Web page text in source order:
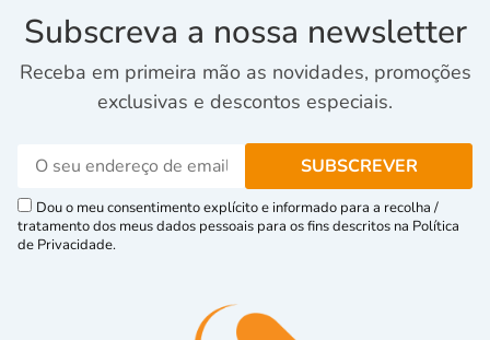
Subscreva a nossa newsletter
Receba em primeira mão as novidades, promoções
exclusivas e descontos especiais.
Dou o meu consentimento explícito e informado para a recolha /
tratamento dos meus dados pessoais para os fins descritos na Política
de Privacidade.